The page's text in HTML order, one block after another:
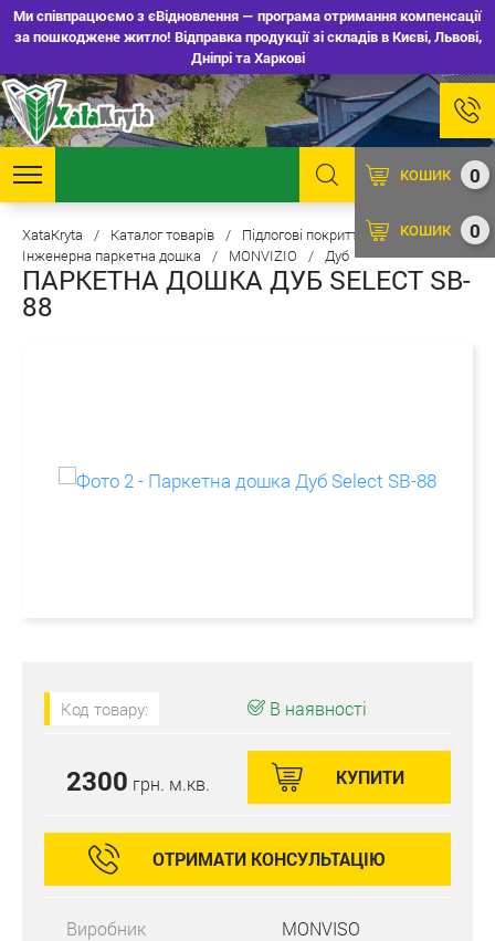
Ми співпрацюємо з єВідновлення — програма отримання компенсації
за пошкоджене житло! Відправка продукції зі складів в Києві, Львові,
Дніпрі та Харкові
0
КОШИК
0
КОШИК
XataKryta / Каталог товарів / Підлогові покриття
/
Інженерна паркетна дошка
/ MONVIZIO / Дуб
ПАРКЕТНА ДОШКА ДУБ SELECT SB-
88
Код товару: В наявності
2300 грн. м.кв. КУПИТИ
ОТРИМАТИ КОНСУЛЬТАЦІЮ
Виробник
MONVISO